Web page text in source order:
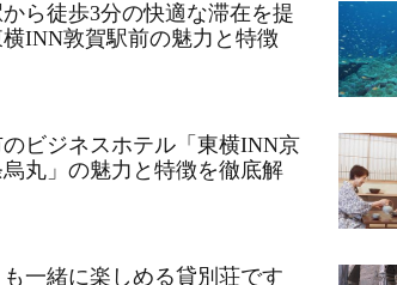
ら徒歩3分の快適な滞在を提
INN敦賀駅前の魅力と特徴
ビジネスホテル「東横INN京
丸」の魅力と特徴を徹底解
一緒に楽しめる貸別荘です